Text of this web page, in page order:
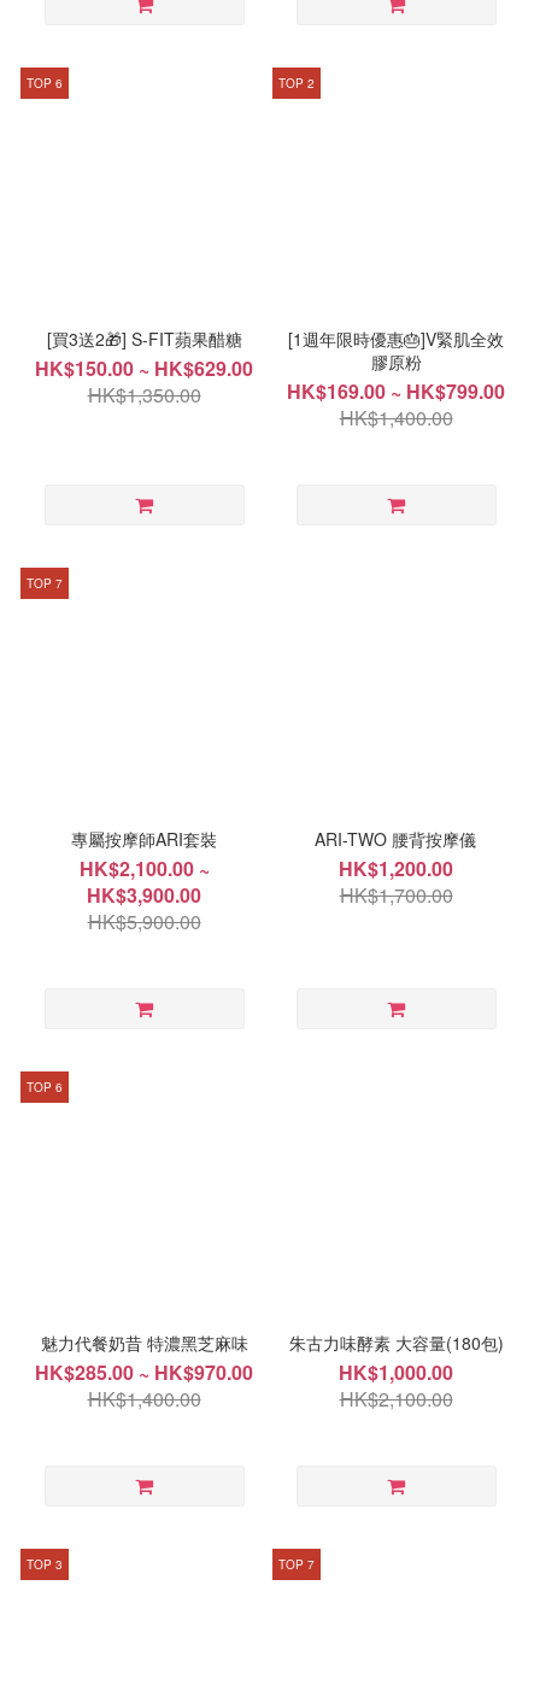
TOP 6
[買3送2🎁] S-FIT蘋果醋糖
HK$150.00 ~ HK$629.00
HK$1,350.00
TOP 2
[1週年限時優惠🎂]V緊肌全效
膠原粉
HK$169.00 ~ HK$799.00
HK$1,400.00
TOP 7
專屬按摩師ARI套裝
HK$2,100.00 ~
HK$3,900.00
HK$5,900.00
ARI-TWO 腰背按摩儀
HK$1,200.00
HK$1,700.00
TOP 6
魅力代餐奶昔 特濃黑芝麻味
HK$285.00 ~ HK$970.00
HK$1,400.00
朱古力味酵素 大容量(180包)
HK$1,000.00
HK$2,100.00
TOP 3 TOP 7